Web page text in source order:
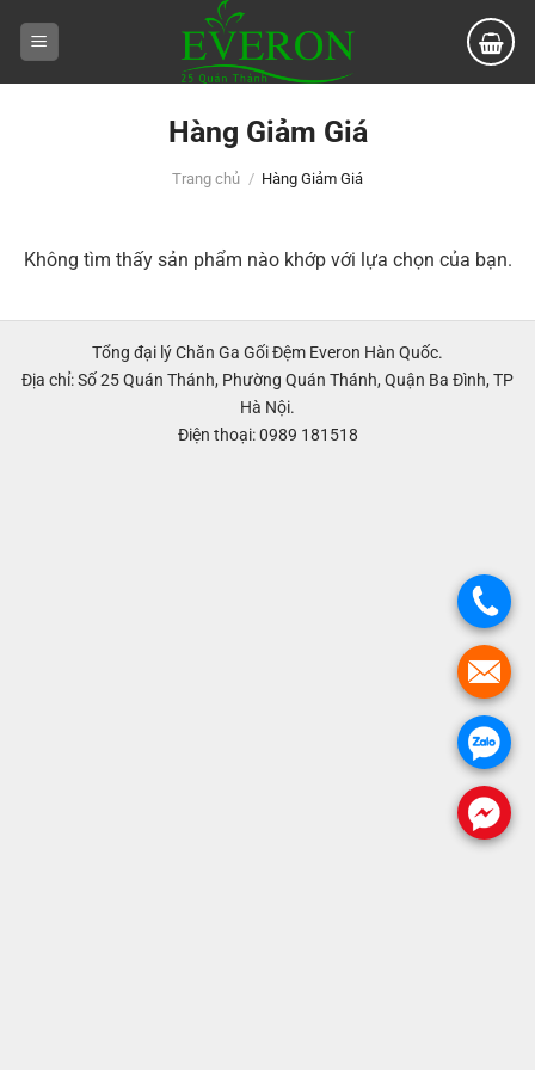
Hàng Giảm Giá
Trang chủ / Hàng Giảm Giá
Không tìm thấy sản phẩm nào khớp với lựa chọn của bạn.
Tổng đại lý Chăn Ga Gối Đệm Everon Hàn Quốc.
Địa chỉ: Số 25 Quán Thánh, Phường Quán Thánh, Quận Ba Đình, TP
Hà Nội.
Điện thoại: 0989 181518
.
.
.
.